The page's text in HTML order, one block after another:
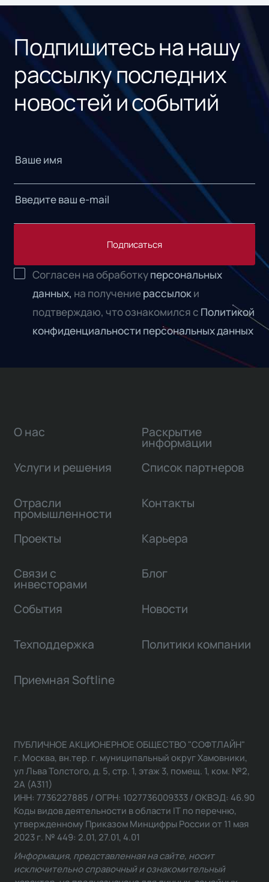
Подпишитесь на нашу
рассылку последних
новостей и событий
Подписаться
Согласен на обработкуперсональных
данных, на получениерассылок и
подтверждаю, что ознакомился с Политикой
конфиденциальности персональных данных
О нас
Услуги и решения
Отрасли
промышленности
Проекты
Связи с
инвесторами
Раскрытие
информации
Список партнеров
Контакты
Карьера
Блог
События Новости
Техподдержка Политики компании
Приемная Softline
ПУБЛИЧНОЕ АКЦИОНЕРНОЕ ОБЩЕСТВО "СОФТЛАЙН"
г. Москва, вн.тер. г. муниципальный округ Хамовники,
ул Льва Толстого, д. 5, стр. 1, этаж 3, помещ. 1, ком. №2,
2А (А311)
ИНН: 7736227885 / ОГРН: 1027736009333 / ОКВЭД: 46.90
Коды видов деятельности в области IT по перечню,
утвержденному Приказом Минцифры России от 11 мая
2023 г. № 449: 2.01, 27.01, 4.01
Информация, представленная на сайте, носит
исключительно справочный и ознакомительный